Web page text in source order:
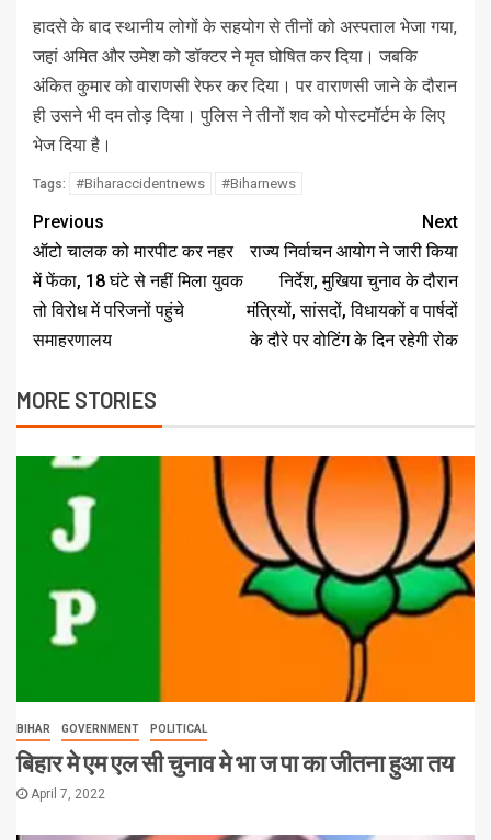
हादसे के बाद स्थानीय लोगों के सहयोग से तीनों को अस्पताल भेजा गया,
जहां अमित और उमेश को डॉक्टर ने मृत घोषित कर दिया। जबकि
अंकित कुमार को वाराणसी रेफर कर दिया। पर वाराणसी जाने के दौरान
ही उसने भी दम तोड़ दिया। पुलिस ने तीनों शव को पोस्टमॉर्टम के लिए
भेज दिया है।
Tags: #Biharaccidentnews #Biharnews
Previous
ऑटो चालक को मारपीट कर नहर
में फेंका, 18 घंटे से नहीं मिला युवक
तो विरोध में परिजनों पहुंचे
समाहरणालय
Next
राज्य निर्वाचन आयोग ने जारी किया
निर्देश, मुखिया चुनाव के दौरान
मंत्रियों, सांसदों, विधायकों व पार्षदों
के दौरे पर वोटिंग के दिन रहेगी रोक
MORE STORIES
BIHAR GOVERNMENT POLITICAL
बिहार मे एम एल सी चुनाव मे भा ज पा का जीतना हुआ तय
April 7, 2022